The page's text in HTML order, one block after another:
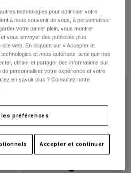
Product swatch type of Bleu.
Product swatch type of
technologies pour optimiser votre
à nous souvenir de vous, à personnaliser
votre panier plein, vous montrer
vous envoyer des publicités plus
web. En cliquant sur « Accepter et
et nous autorisez, ainsi que nos
utiliser et partager des informations sur
personnaliser votre expérience et votre
en savoir plus ? Consultez notre
les préférences
Accepter et continuer